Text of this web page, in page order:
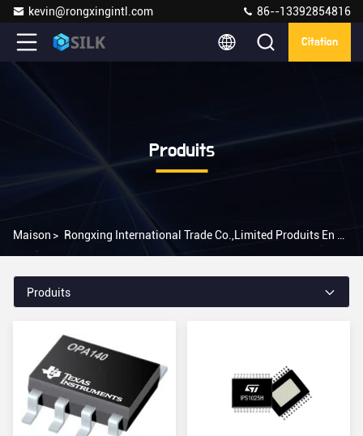
kevin@rongxingintl.com 86--13392854816
Citation
Produits
Maison > Rongxing International Trade Co.,limited Produits En Ligne
Produits